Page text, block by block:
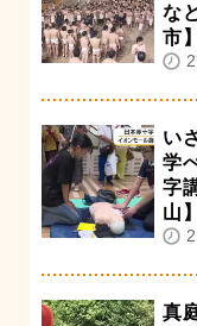
な
市】
い
学
字
山】
真